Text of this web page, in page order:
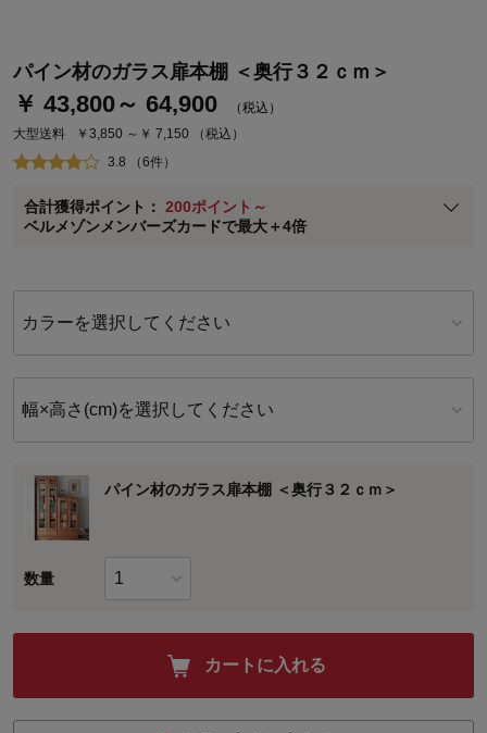
パイン材のガラス扉本棚 ＜奥行３２ｃｍ＞
￥ 43,800～ 64,900
（税込）
大型送料
￥3,850 ～￥ 7,150
（税込）
3.8 （6件）
合計獲得ポイント： 200ポイント～
ベルメゾンメンバーズカードで最大＋4倍
ベルメゾン・ポイントについて
即時入会なら更に500円OFFクーポンプレゼント
※メンバーズカードの加算ポイントはステージ倍率適用前の基本ポイント
に対して適用されます。
カラーを選択してください
幅×高さ(cm)を選択してください
パイン材のガラス扉本棚 ＜奥行３２ｃｍ＞
数量
カートに入れる